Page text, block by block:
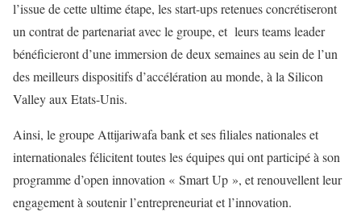
l’issue de cette ultime étape, les start-ups retenues concrétiseront
un contrat de partenariat avec le groupe, et leurs teams leader
bénéficieront d’une immersion de deux semaines au sein de l’un
des meilleurs dispositifs d’accélération au monde, à la Silicon
Valley aux Etats-Unis.
Ainsi, le groupe Attijariwafa bank et ses filiales nationales et
internationales félicitent toutes les équipes qui ont participé à son
programme d’open innovation « Smart Up », et renouvellent leur
engagement à soutenir l’entrepreneuriat et l’innovation.